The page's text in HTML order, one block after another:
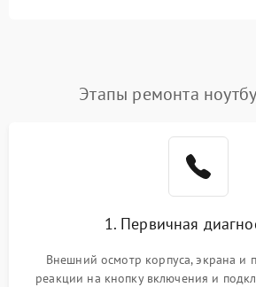
Этапы ремонта
1. Первичная
Внешний осмотр корпуса, экрана и
реакции на кнопку включения и